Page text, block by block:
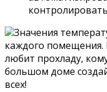
Значения
каждого
любит прохладу,
большом доме
всех!